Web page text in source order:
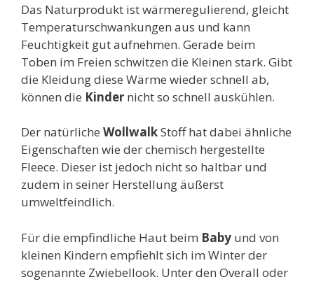
Das Naturprodukt ist wärmeregulierend, gleicht
Temperaturschwankungen aus und kann
Feuchtigkeit gut aufnehmen. Gerade beim
Toben im Freien schwitzen die Kleinen stark. Gibt
die Kleidung diese Wärme wieder schnell ab,
können die Kinder nicht so schnell auskühlen.
Der natürliche WollwalkStoff hat dabei ähnliche
Eigenschaften wie der chemisch hergestellte
Fleece. Dieser ist jedoch nicht so haltbar und
zudem in seiner Herstellung äußerst
umweltfeindlich.
Für die empfindliche Haut beim Baby und von
kleinen Kindern empfiehlt sich im Winter der
sogenannte Zwiebellook. Unter den Overall oder